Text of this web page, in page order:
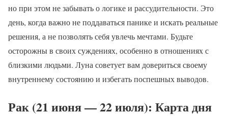
но при этом не забывать о логике и рассудительности. Это
день, когда важно не поддаваться панике и искать реальные
решения, а не позволять себя увлечь мечтами. Будьте
осторожны в своих суждениях, особенно в отношениях с
близкими людьми. Луна советует вам довериться своему
внутреннему состоянию и избегать поспешных выводов.
Рак (21 июня — 22 июля): Карта дня